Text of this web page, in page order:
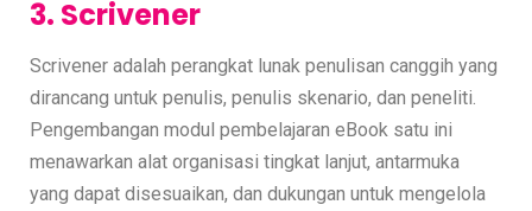
3. Scrivener
Scrivener adalah perangkat lunak penulisan canggih yang
dirancang untuk penulis, penulis skenario, dan peneliti.
Pengembangan modul pembelajaran eBook satu ini
menawarkan alat organisasi tingkat lanjut, antarmuka
yang dapat disesuaikan, dan dukungan untuk mengelola